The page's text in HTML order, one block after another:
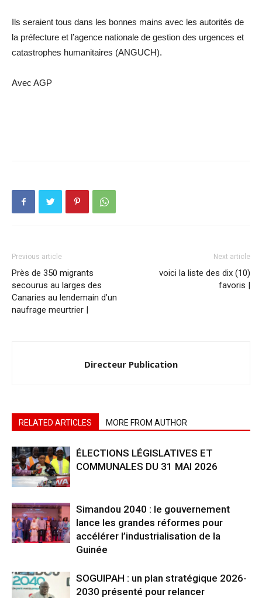
Ils seraient tous dans les bonnes mains avec les autorités de
la préfecture et l’agence nationale de gestion des urgences et
catastrophes humanitaires (ANGUCH).
Avec AGP
Previous article
Près de 350 migrants
secourus au larges des
Canaries au lendemain d’un
naufrage meurtrier |
Next article
voici la liste des dix (10)
favoris |
Directeur Publication
RELATED ARTICLES MORE FROM AUTHOR
ÉLECTIONS LÉGISLATIVES ET
COMMUNALES DU 31 MAI 2026
Simandou 2040 : le gouvernement
lance les grandes réformes pour
accélérer l’industrialisation de la
Guinée
SOGUIPAH : un plan stratégique 2026-
2030 présenté pour relancer